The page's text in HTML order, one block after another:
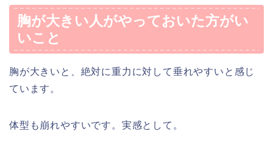
胸が大きい人がやっておいた方がい
いこと
胸が大きいと、絶対に重力に対して垂れやすいと感じ
ています。
体型も崩れやすいです。実感として。